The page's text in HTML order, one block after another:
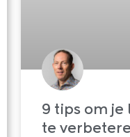
9 tips om je
te